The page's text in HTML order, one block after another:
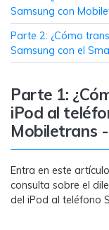
Apps
Samsung con
Parte 2: ¿Cómo
Samsung con el
Parte 1:
iPod al
Mobiletrans
Entra en este
consulta sobre el
del iPod al teléfono